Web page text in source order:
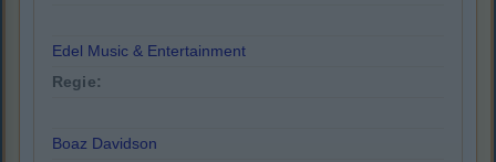
Edel Music & Entertainment
Regie:
Boaz Davidson